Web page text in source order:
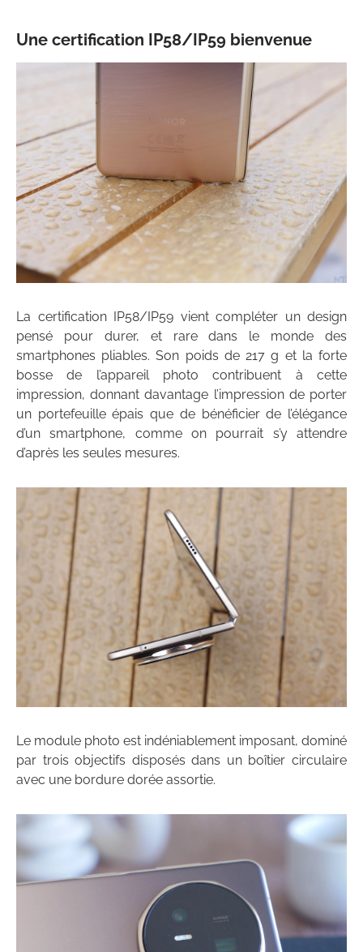
Une certification IP58/IP59 bienvenue
La certification IP58/IP59 vient compléter un design
pensé pour durer, et rare dans le monde des
smartphones pliables. Son poids de 217 g et la forte
bosse de l’appareil photo contribuent à cette
impression, donnant davantage l’impression de porter
un portefeuille épais que de bénéficier de l’élégance
d’un smartphone, comme on pourrait s’y attendre
d’après les seules mesures.
Le module photo est indéniablement imposant, dominé
par trois objectifs disposés dans un boîtier circulaire
avec une bordure dorée assortie.